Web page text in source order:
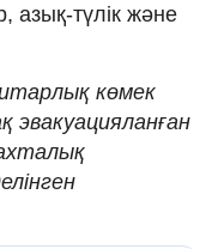
азық-түлік және
көмек
эвакуацияланған